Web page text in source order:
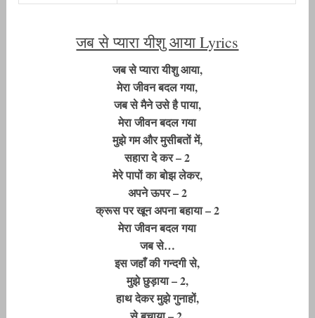
जब से प्यारा यीशु आया Lyrics
जब से प्यारा यीशु आया,
मेरा जीवन बदल गया,
जब से मैने उसे है पाया,
मेरा जीवन बदल गया
मुझे गम और मुसीबतों में,
सहारा दे कर – 2
मेरे पापों का बोझ लेकर,
अपने ऊपर – 2
क्रूस पर खून अपना बहाया – 2
मेरा जीवन बदल गया
जब से…
इस जहाँ की गन्दगी से,
मुझे छुड़ाया – 2,
हाथ देकर मुझे गुनाहों,